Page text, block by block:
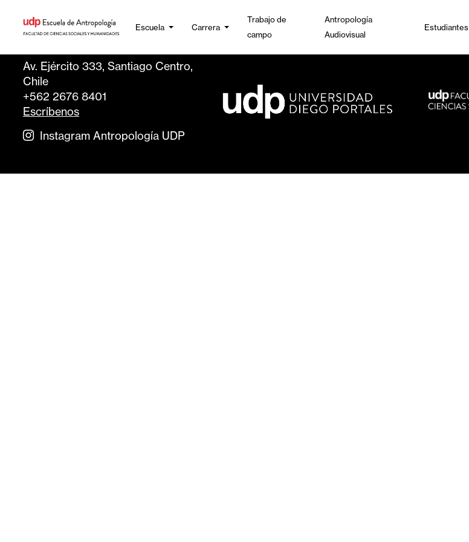
Escuela Carrera
Trabajo de
campo
Antropología
Audiovisual
Estudiantes
Av. Ejército 333, Santiago Centro,
Chile
+562 2676 8401
Escríbenos
Instagram Antropología UDP